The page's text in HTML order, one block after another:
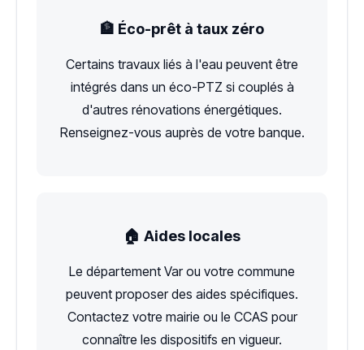
🏦 Éco-prêt à taux zéro
Certains travaux liés à l'eau peuvent être
intégrés dans un éco-PTZ si couplés à
d'autres rénovations énergétiques.
Renseignez-vous auprès de votre banque.
🏠 Aides locales
Le département Var ou votre commune
peuvent proposer des aides spécifiques.
Contactez votre mairie ou le CCAS pour
connaître les dispositifs en vigueur.